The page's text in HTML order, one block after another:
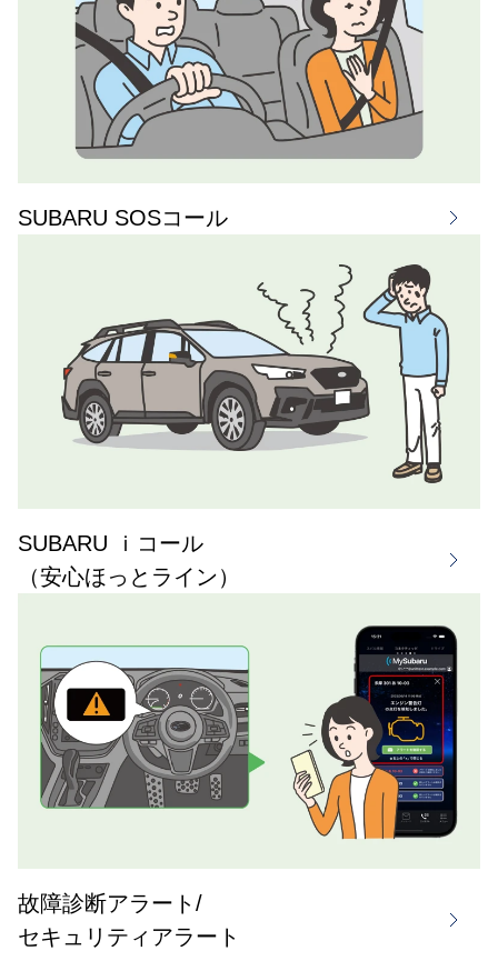
SUBARU SOSコール
SUBARU ｉコール
（安心ほっとライン）
故障診断アラート/
セキュリティアラート